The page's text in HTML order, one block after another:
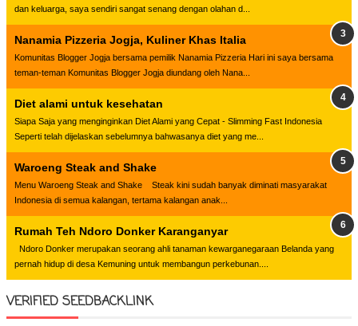
dan keluarga, saya sendiri sangat senang dengan olahan d...
Nanamia Pizzeria Jogja, Kuliner Khas Italia
Komunitas Blogger Jogja bersama pemilik Nanamia Pizzeria Hari ini saya bersama
teman-teman Komunitas Blogger Jogja diundang oleh Nana...
Diet alami untuk kesehatan
Siapa Saja yang menginginkan Diet Alami yang Cepat - Slimming Fast Indonesia
Seperti telah dijelaskan sebelumnya bahwasanya diet yang me...
Waroeng Steak and Shake
Menu Waroeng Steak and Shake Steak kini sudah banyak diminati masyarakat
Indonesia di semua kalangan, tertama kalangan anak...
Rumah Teh Ndoro Donker Karanganyar
Ndoro Donker merupakan seorang ahli tanaman kewarganegaraan Belanda yang
pernah hidup di desa Kemuning untuk membangun perkebunan....
VERIFIED SEEDBACKLINK